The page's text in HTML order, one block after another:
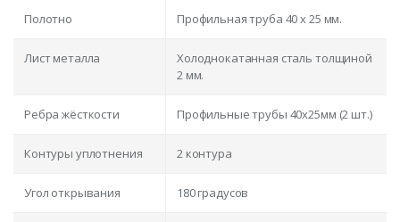
Полотно Профильная труба 40 х 25 мм.
Лист металла
Холоднокатанная сталь толщиной
2 мм.
Ребра жёсткости Профильные трубы 40х25мм (2 шт.)
Контуры уплотнения 2 контура
Угол открывания 180 градусов